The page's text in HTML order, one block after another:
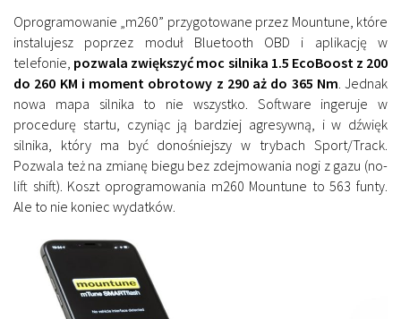
Oprogramowanie „m260” przygotowane przez Mountune, które
instalujesz poprzez moduł Bluetooth OBD i aplikację w
telefonie, pozwala zwiększyć moc silnika 1.5 EcoBoost z 200
do 260 KM i moment obrotowy z 290 aż do 365 Nm . Jednak
nowa mapa silnika to nie wszystko. Software ingeruje w
procedurę startu, czyniąc ją bardziej agresywną, i w dźwięk
silnika, który ma być donośniejszy w trybach Sport/Track.
Pozwala też na zmianę biegu bez zdejmowania nogi z gazu (no-
lift shift). Koszt oprogramowania m260 Mountune to 563 funty.
Ale to nie koniec wydatków.